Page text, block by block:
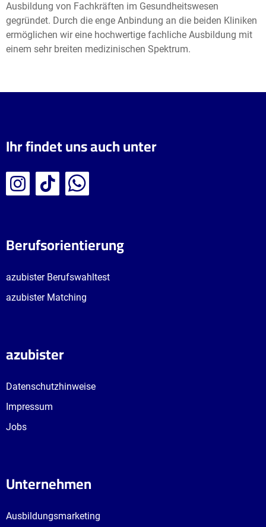
Ausbildung von Fachkräften im Gesundheitswesen
gegründet. Durch die enge Anbindung an die beiden Kliniken
ermöglichen wir eine hochwertige fachliche Ausbildung mit
einem sehr breiten medizinischen Spektrum.
Ihr findet uns auch unter
Berufsorientierung
azubister Berufswahltest
azubister Matching
azubister
Datenschutzhinweise
Impressum
Jobs
Unternehmen
Ausbildungsmarketing